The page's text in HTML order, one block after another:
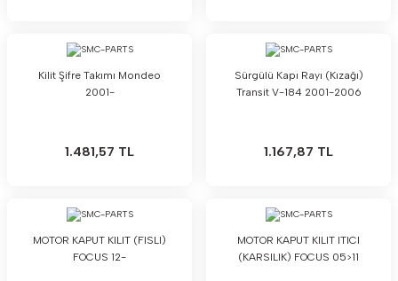
Kilit Şifre Takımı Mondeo
2001-
1.481,57 TL
Sürgülü Kapı Rayı (Kızağı)
Transit V-184 2001-2006
1.167,87 TL
MOTOR KAPUT KILIT (FISLI)
FOCUS 12-
MOTOR KAPUT KILIT ITICI
(KARSILIK) FOCUS 05>11